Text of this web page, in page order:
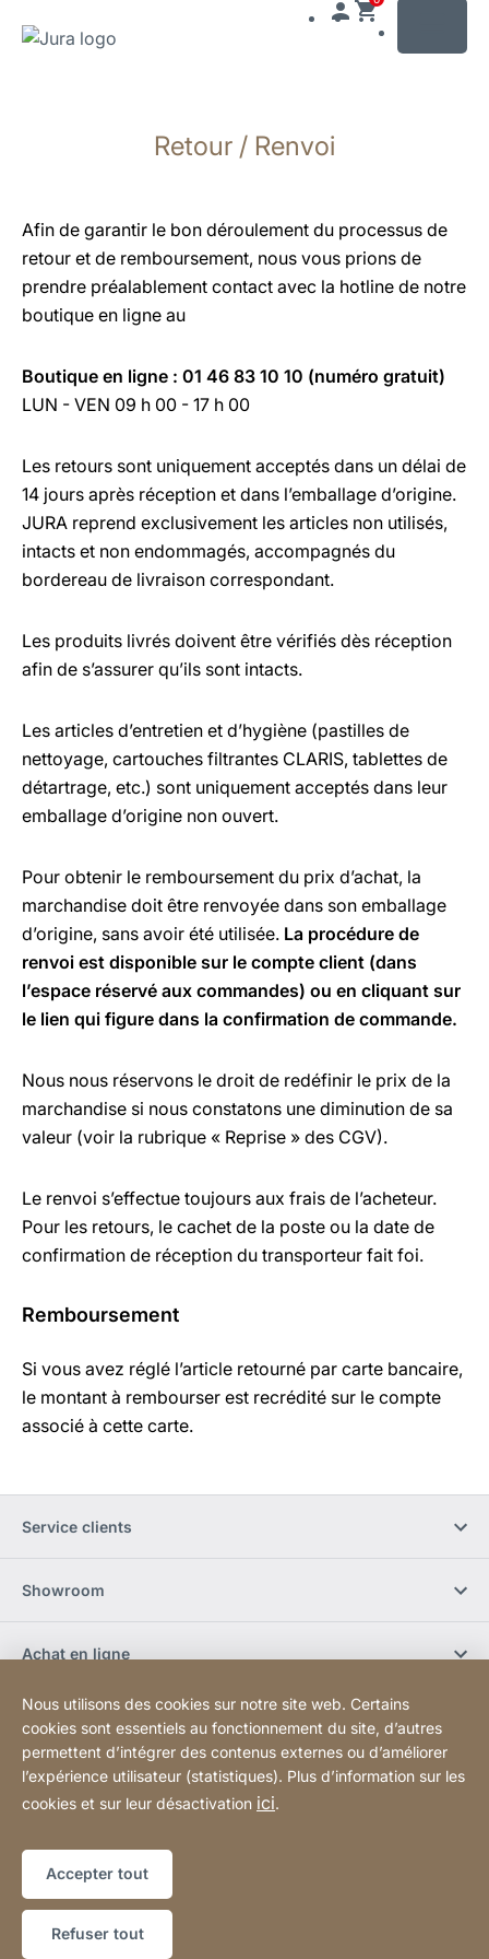
recherche
Retour / Renvoi
Afin de garantir le bon déroulement du processus de
retour et de remboursement, nous vous prions de
prendre préalablement contact avec la hotline de notre
boutique en ligne au
Boutique en ligne : 01 46 83 10 10 (numéro gratuit)
LUN - VEN 09 h 00 - 17 h 00
Les retours sont uniquement acceptés dans un délai de
14 jours après réception et dans l’emballage d’origine.
JURA reprend exclusivement les articles non utilisés,
intacts et non endommagés, accompagnés du
bordereau de livraison correspondant.
Les produits livrés doivent être vérifiés dès réception
afin de s’assurer qu’ils sont intacts.
Les articles d’entretien et d’hygiène (pastilles de
nettoyage, cartouches filtrantes CLARIS, tablettes de
détartrage, etc.) sont uniquement acceptés dans leur
emballage d’origine non ouvert.
Pour obtenir le remboursement du prix d’achat, la
marchandise doit être renvoyée dans son emballage
d’origine, sans avoir été utilisée. La procédure de
renvoi est disponible sur le compte client (dans
l’espace réservé aux commandes) ou en cliquant sur
le lien qui figure dans la confirmation de commande.
Nous nous réservons le droit de redéfinir le prix de la
marchandise si nous constatons une diminution de sa
valeur (voir la rubrique « Reprise » des CGV).
Le renvoi s’effectue toujours aux frais de l’acheteur.
Pour les retours, le cachet de la poste ou la date de
confirmation de réception du transporteur fait foi.
Remboursement
Si vous avez réglé l’article retourné par carte bancaire,
le montant à rembourser est recrédité sur le compte
associé à cette carte.
Service clients
Showroom
Achat en ligne
Réseaux sociaux
Site
Web
[Website
information]
Plan du site
Nous utilisons des cookies sur notre site web. Certains
cookies sont essentiels au fonctionnement du site, d’autres
permettent d’intégrer des contenus externes ou d’améliorer
l’expérience utilisateur (statistiques). Plus d’information sur les
cookies et sur leur désactivation ici.
Accepter tout
Refuser tout